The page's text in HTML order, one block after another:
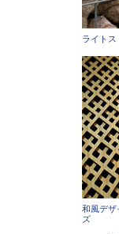
ライトス
和風デザ
ズ